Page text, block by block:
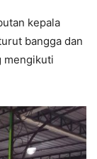
kepala
bangga dan
mengikuti